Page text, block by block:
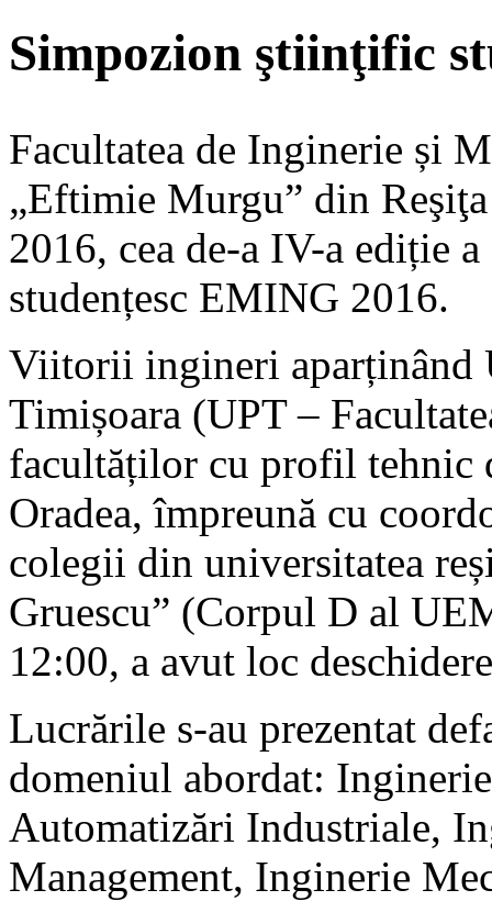
Simpozion ştiinţific
Facultatea de Inginerie și
„Eftimie Murgu” din
2016, cea de-a IV-a ediție
studențesc EMING 2016.
Viitorii ingineri aparținând
Timișoara (UPT –
facultăților cu profil
Oradea, împreună cu
colegii din universitatea
Gruescu” (Corpul D al
12:00, a avut loc
Lucrările s-au prezentat
domeniul abordat:
Automatizări Industriale,
Management, Inginerie